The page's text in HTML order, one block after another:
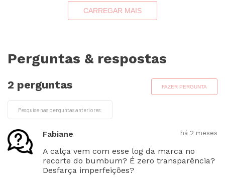
CARREGAR MAIS
Perguntas & respostas
2 perguntas FAZER PERGUNTA
Fabiane há 2 meses
A calça vem com esse log da marca no
recorte do bumbum? É zero transparência?
Desfarça imperfeições?